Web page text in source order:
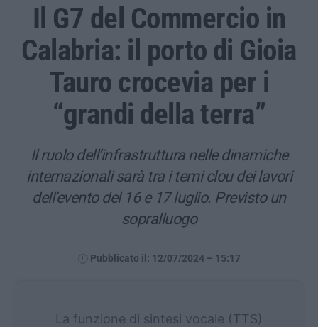
Il G7 del Commercio in
Calabria: il porto di Gioia
Tauro crocevia per i
“grandi della terra”
Il ruolo dell’infrastruttura nelle dinamiche
internazionali sarà tra i temi clou dei lavori
dell’evento del 16 e 17 luglio. Previsto un
sopralluogo
Pubblicato il: 12/07/2024 – 15:17
La funzione di sintesi vocale (TTS)